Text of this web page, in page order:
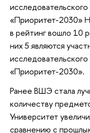
«Приоритет-2030»
в рейтинг вошло 10
них 5 являются
«Приоритет-2030».
Ранее ВШЭ стала
количеству
Университет
сравнению с